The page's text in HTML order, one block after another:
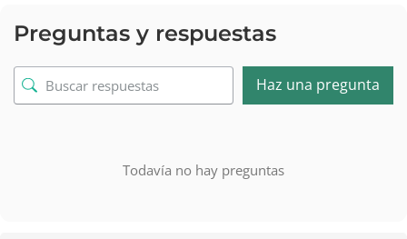
Preguntas y respuestas
Haz una pregunta
Todavía no hay preguntas